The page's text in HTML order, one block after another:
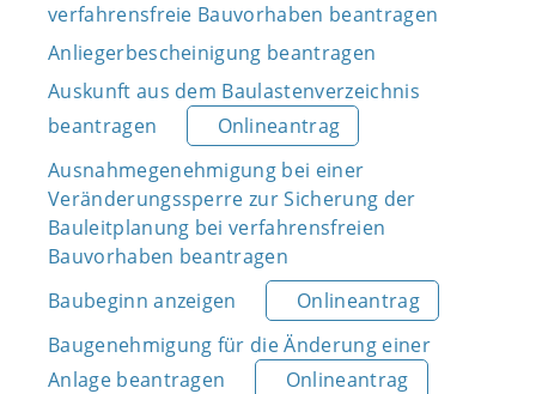
verfahrensfreie Bauvorhaben beantragen
Anliegerbescheinigung beantragen
Auskunft aus dem Baulastenverzeichnis
beantragen
Onlineantrag
Ausnahmegenehmigung bei einer
Veränderungssperre zur Sicherung der
Bauleitplanung bei verfahrensfreien
Bauvorhaben beantragen
Baubeginn anzeigen
Onlineantrag
Baugenehmigung für die Änderung einer
Anlage beantragen
Onlineantrag